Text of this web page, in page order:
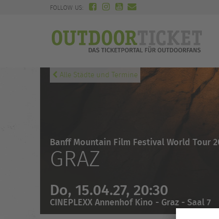
FOLLOW US:
Alle Städte und Termine
Banff Mountain Film Festival World Tour
GRAZ
Do, 15.04.27, 20:30
CINEPLEXX Annenhof Kino - Graz - Saal 7